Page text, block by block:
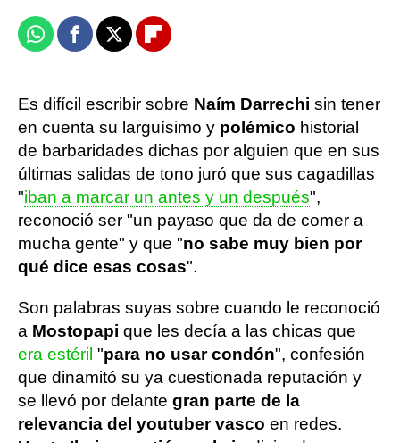
WhatsappFacebook
X Flipboard
Es difícil escribir sobre Naím Darrechi sin tener
en cuenta su larguísimo y polémico historial
de barbaridades dichas por alguien que en sus
últimas salidas de tono juró que sus cagadillas
"iban a marcar un antes y un después",
reconoció ser "un payaso que da de comer a
mucha gente" y que "no sabe muy bien por
qué dice esas cosas".
Son palabras suyas sobre cuando le reconoció
a Mostopapi que les decía a las chicas que
era estéril "para no usar condón", confesión
que dinamitó su ya cuestionada reputación y
se llevó por delante gran parte de la
relevancia del youtuber vasco en redes.